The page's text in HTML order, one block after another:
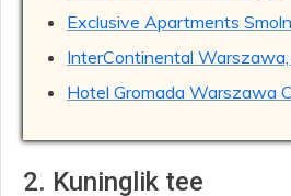
Exclusive Apartments
InterContinental
Hotel Gromada Warszawa
2. Kuninglik tee